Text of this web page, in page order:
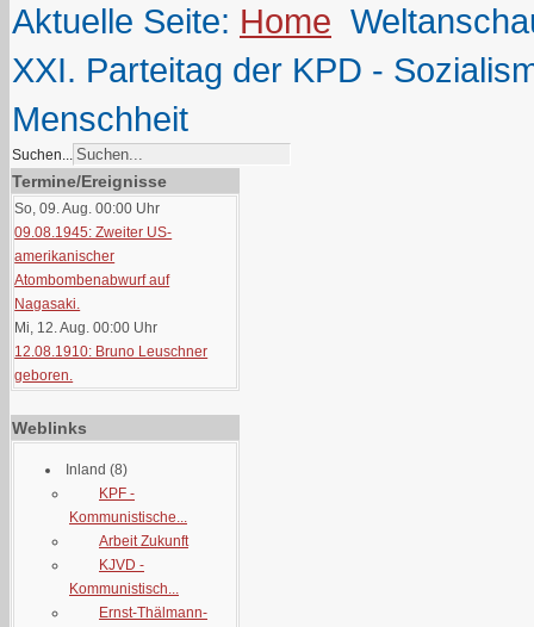
Aktuelle Seite: Home
XXI. Parteitag der KPD -
Menschheit
Suchen...
Termine/Ereignisse
So, 09. Aug. 00:00 Uhr
09.08.1945: Zweiter US-
amerikanischer
Atombombenabwurf auf
Nagasaki.
Mi, 12. Aug. 00:00 Uhr
12.08.1910: Bruno Leuschner
geboren.
Weblinks
Inland (8)
KPF -
Kommunistische...
Arbeit Zukunft
KJVD -
Kommunistisch...
Ernst-Thälmann-